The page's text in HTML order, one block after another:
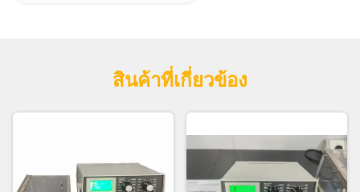
สินค้าที่เกี่ยวข้อง